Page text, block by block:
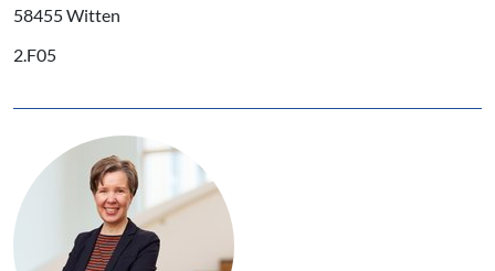
58455 Witten
2.F05